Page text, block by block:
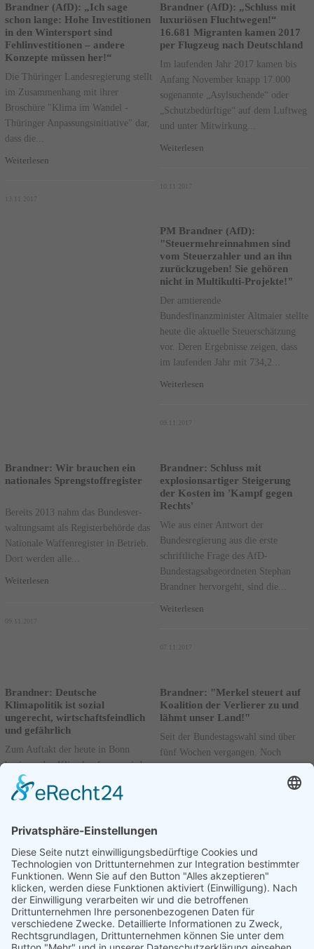
Brandner (AfD): „Ich sage
schon lange: Hohe Investitionen
in den Wintersport sind
Fehlinvestitionen – andere
Konzepte müssen her!“
Die Thüringer Landesregierung stellt
im Zusammenhang mit ihrer
Broschüre "Klima im Wandel -
Thüringer Anpassungsinitiative" dar,
dass die...
Weiterlesen
Brandner (AfD): „Schluss mit
luxuriösen Fluchtwegen!“
16.681 Migranten kamen 2017
per Flugzeug nach Deutschland
Im laufenden Jahr 2017 kamen bis
Anfang November knapp 17.000
sogenannte „Asylsuchende“ oder
„Schutzbedürftige“ auf dem Luftweg
und unter Mitwirkung...
Weiterlesen
PM Brandner (AfD):
"Steuermehreinnahmen sind
vom Steuerzahler und an ihn
zurückzugeben! Sie gehören
nicht in Multikulti-Projekte!"
Der amtierende
Bundesfinanzminister Altmaier stellte
heute die aktuelle Steuerschätzung
vor. Deren Ergebnisse zeigen, dass
im laufenden Jahr mit 734,2...
Weiterlesen
Brandner: Wir brauchen ein
nationales Sprengstoffregister
Bereits 2013 nahm das Bun­des­ver­
wal­tungs­amt als Re­gis­ter­be­hör­de das
Na­tio­na­le Waf­fen­re­gis­ter in Be­trieb.
Dort wer­den al­le...
Weiterlesen
Brandner: Schluss mit
explosionsartiger Steigerung
der Kosten im 'Kampf gegen
Rechts'
Wie aus einer Antwort der
Bundesregierung aus die erste
schriftliche Frage des AfD-
Bundestagsabgeordneten Stephan
Brandner hervorgeht, sind die...
Weiterlesen
Brandner: Deutsche
Klimapolitik ist sozial
ungerecht, wirtschaftsfeindlich
und gefährlich
Zum Auftakt der heute in Bonn
beginnenden Klimakonferenz wird
wie so oft in der Vergangenheit ein
noch stärkerer Ausbau der
Weiterlesen
06.11.2017
Brandner: "Merkel steuert auf
Koalition der Verlierer zu und
lähmt unser Land!"
Seit der Bundestagswahl sind über
fünf Wochen vergangen. Noch
immer haben weder offizielle
Koalitionsverhandlungen begonnen,
03.11.2017
Seite 77 von 77.
Vorherige 1 .... 75